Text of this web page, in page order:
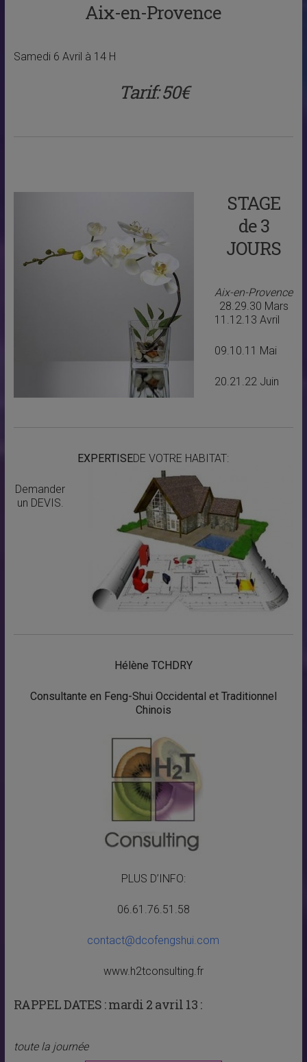
Aix-en-Provence
Samedi 6 Avril à 14 H
Tarif: 50€
STAGE
de 3
JOURS
Aix-en-Provence
28.29.30 Mars
11.12.13 Avril
09.10.11 Mai
20.21.22 Juin
EXPERTISEDE VOTRE HABITAT:
Demander
un DEVIS.
Hélène TCHDRY
Consultante en Feng-Shui Occidental et Traditionnel
Chinois
PLUS D’INFO:
06.61.76.51.58
contact@dcofengshui.com
www.h2tconsulting.fr
RAPPEL DATES :mardi 2 avril 13 :
toute la journée